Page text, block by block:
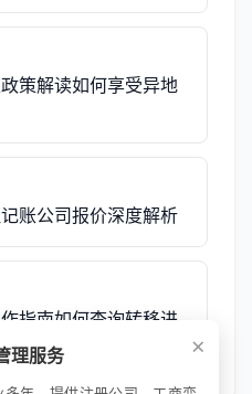
策解读如何享受异地
账公司报价深度解析
指南如何查询转移进
×
理服务